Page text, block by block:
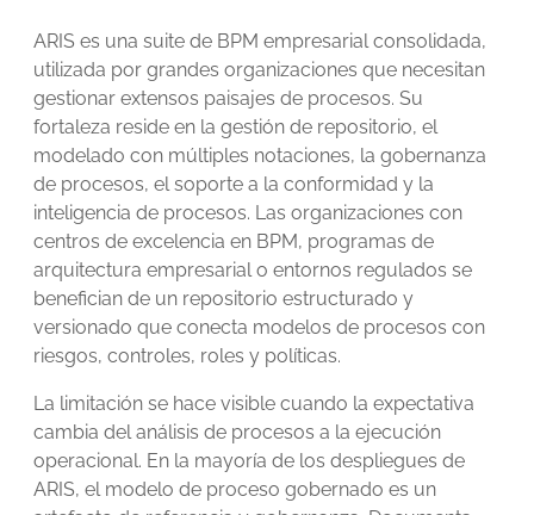
ARIS es una suite de BPM empresarial consolidada,
utilizada por grandes organizaciones que necesitan
gestionar extensos paisajes de procesos. Su
fortaleza reside en la gestión de repositorio, el
modelado con múltiples notaciones, la gobernanza
de procesos, el soporte a la conformidad y la
inteligencia de procesos. Las organizaciones con
centros de excelencia en BPM, programas de
arquitectura empresarial o entornos regulados se
benefician de un repositorio estructurado y
versionado que conecta modelos de procesos con
riesgos, controles, roles y políticas.
La limitación se hace visible cuando la expectativa
cambia del análisis de procesos a la ejecución
operacional. En la mayoría de los despliegues de
ARIS, el modelo de proceso gobernado es un